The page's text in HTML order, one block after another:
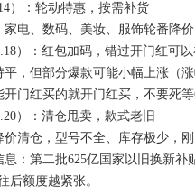
）：轮动特惠，按需补货
电、数码、美妆、服饰轮番降价
）：红包加码，错过开门红可
，但部分爆款可能小幅上涨（
门红买的就开门红买，不要死等
）：清仓甩卖，款式老旧
清仓，型号不全、库存极少，刚
：第二批625亿国家以旧换新
后额度越紧张。